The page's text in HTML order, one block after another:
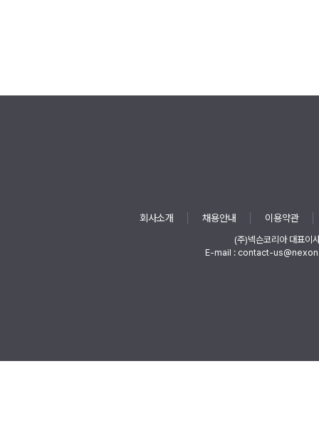
회사소개 채용안내 이용약관
(주)넥슨코리아 대표이
E-mail : contact-